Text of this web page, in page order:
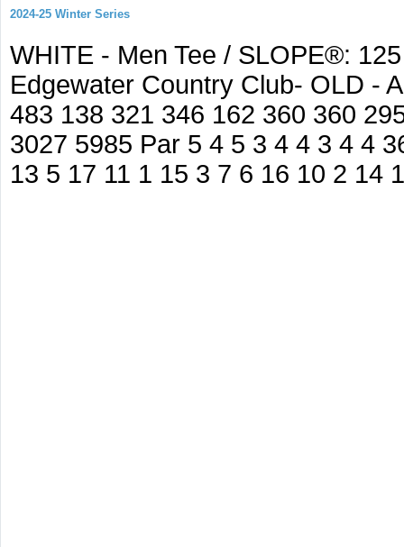
2024-25 Winter Series
WHITE - Men Tee / SLOPE®:
Edgewater Country Club- OLD -
483 138 321 346 162 360 360
3027 5985 Par 5 4 5 3 4 4 3 4 4
13 5 17 11 1 15 3 7 6 16 10 2 14